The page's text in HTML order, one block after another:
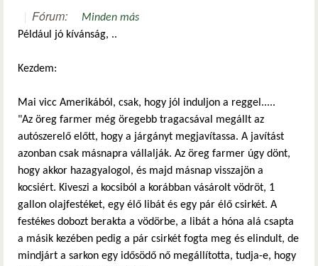
Fórum:
Minden más
Például jó kívánság, ..
Kezdem:
Mai vicc Amerikából, csak, hogy jól induljon a reggel.....
"Az öreg farmer még öregebb tragacsával megállt az
autószerelő előtt, hogy a járgányt megjavítassa. A javítást
azonban csak másnapra vállalják. Az öreg farmer úgy dönt,
hogy akkor hazagyalogol, és majd másnap visszajön a
kocsiért. Kiveszi a kocsiból a korábban vásárolt vödröt, 1
gallon olajfestéket, egy élő libát és egy pár élő csirkét. A
festékes dobozt berakta a vödörbe, a libát a hóna alá csapta
a másik kezében pedig a pár csirkét fogta meg és elindult, de
mindjárt a sarkon egy idősödő nő megállította, tudja-e, hogy